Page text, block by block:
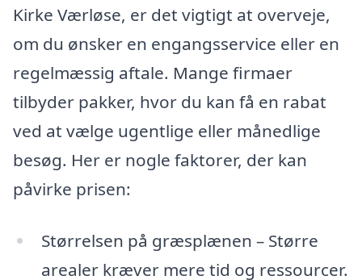
Kirke Værløse, er det vigtigt at overveje,
om du ønsker en engangsservice eller en
regelmæssig aftale. Mange firmaer
tilbyder pakker, hvor du kan få en rabat
ved at vælge ugentlige eller månedlige
besøg. Her er nogle faktorer, der kan
påvirke prisen:
Størrelsen på græsplænen – Større
arealer kræver mere tid og ressourcer.